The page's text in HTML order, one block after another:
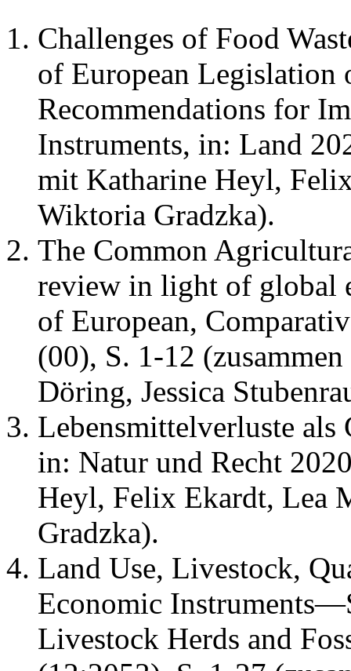
Challenges of Food
of European Legislation
Recommendations for
Instruments, in: Land
mit Katharine Heyl,
Wiktoria Gradzka).
The Common
review in light of global
of European,
(00), S. 1-12
Döring, Jessica
Lebensmittelverluste als
in: Natur und Recht
Heyl, Felix Ekardt, Lea
Gradzka).
Land Use, Livestock,
Economic
Livestock Herds and